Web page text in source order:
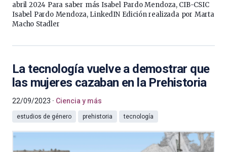
abril 2024 Para saber más Isabel Pardo Mendoza, CIB-CSIC
Isabel Pardo Mendoza, LinkedIN Edición realizada por Marta
Macho Stadler
La tecnología vuelve a demostrar que
las mujeres cazaban en la Prehistoria
22/09/2023 Ciencia y más
estudios de género prehistoria tecnología